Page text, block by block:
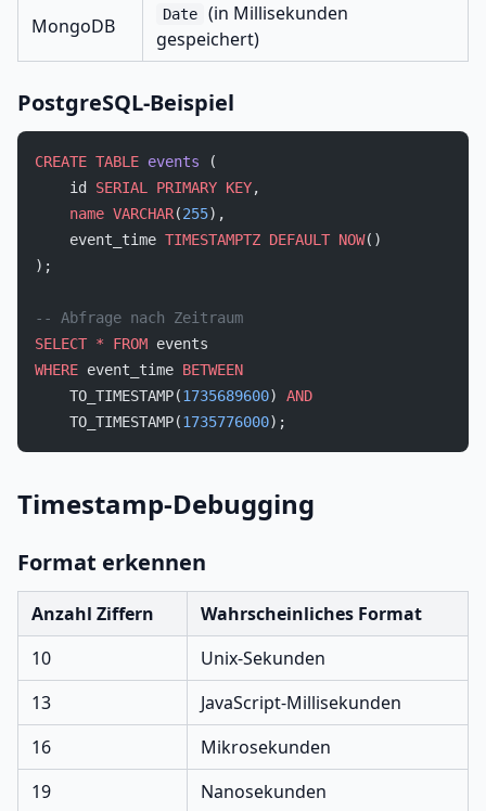
MongoDB Date
(in Millisekunden
gespeichert)
PostgreSQL-Beispiel
CREATE TABLE events (
    id
SERIAL PRIMARY KEY,
    name
VARCHAR(255),
    event_time
TIMESTAMPTZ DEFAULT NOW()
);
-- Abfrage nach Zeitraum
SELECT * FROM events
WHERE event_time BETWEEN
    TO_TIMESTAMP(
1735689600) AND
    TO_TIMESTAMP(
1735776000);
Timestamp-Debugging
Format erkennen
Anzahl Ziffern
Wahrscheinliches Format
10
Unix-Sekunden
13
JavaScript-Millisekunden
16
Mikrosekunden
19
Nanosekunden